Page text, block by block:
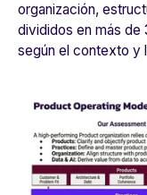
organización,
divididos en más de
según el contexto y